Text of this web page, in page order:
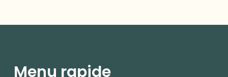
Menu rapide